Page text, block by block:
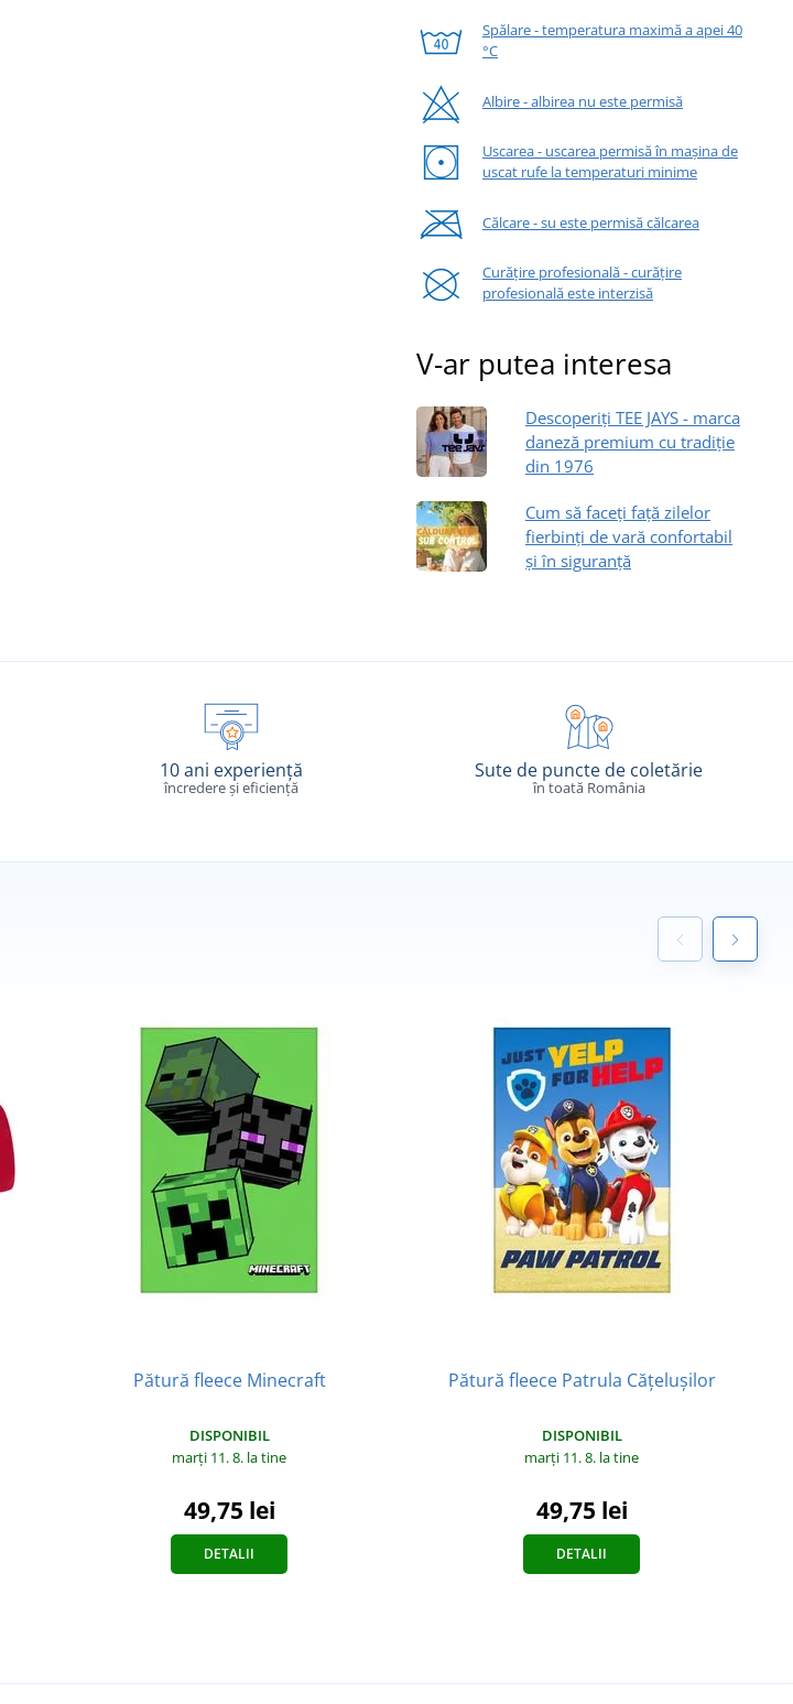
Spălare - temperatura maximă a apei 40
°C
Albire - albirea nu este permisă
Uscarea - uscarea permisă în mașina de
uscat rufe la temperaturi minime
Călcare - su este permisă călcarea
Curățire profesională - curățire
profesională este interzisă
V-ar putea interesa
Descoperiți TEE JAYS - marca
daneză premium cu tradiție
din 1976
Cum să faceți față zilelor
fierbinți de vară confortabil
și în siguranță
10 ani experiență
încredere și eficiență
Sute de puncte de coletărie
în toată România
Pătură fleece Minecraft
DISPONIBIL
marți 11. 8. la tine
49,75 lei
DETALII
Pătură fleece Patrula Cățelușilor
DISPONIBIL
marți 11. 8. la tine
49,75 lei
DETALII